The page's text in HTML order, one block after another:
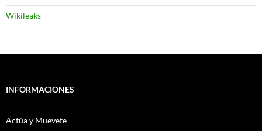
Wikileaks
INFORMACIONES
Actúa y Muevete